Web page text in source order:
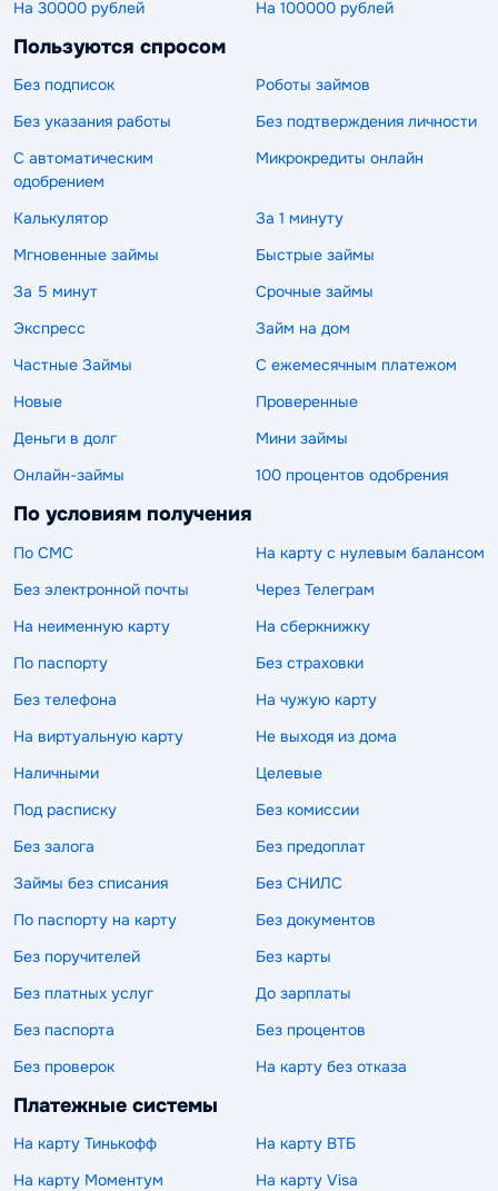
На 30000 рублей На 100000 рублей
Пользуются спросом
Без подписок
Роботы займов
Без указания работы
Без подтверждения личности
С автоматическим
одобрением
Микрокредиты онлайн
Калькулятор
За 1 минуту
Мгновенные займы
Быстрые займы
За 5 минут
Срочные займы
Экспресс
Займ на дом
Частные Займы
С ежемесячным платежом
Новые
Проверенные
Деньги в долг
Мини займы
Онлайн-займы
100 процентов одобрения
По условиям получения
По СМС
На карту с нулевым балансом
Без электронной почты
Через Телеграм
На неименную карту
На сберкнижку
По паспорту
Без страховки
Без телефона
На чужую карту
На виртуальную карту
Не выходя из дома
Наличными
Целевые
Под расписку
Без комиссии
Без залога
Без предоплат
Займы без списания
Без СНИЛС
По паспорту на карту
Без документов
Без поручителей
Без карты
Без платных услуг
До зарплаты
Без паспорта
Без процентов
Без проверок
На карту без отказа
Платежные системы
На карту Тинькофф
На карту ВТБ
На карту Моментум
На карту Visa